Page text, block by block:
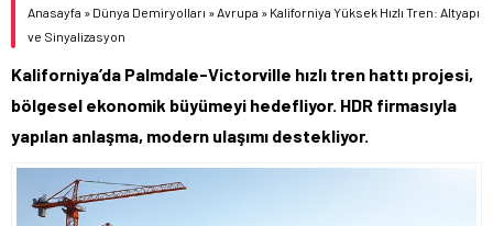
Siemens ve Stadler’dan Berlin S-Bahn’a 350 Trenlik Dev
Sözleşme
Anasayfa » Dünya Demiryolları »Avrupa » Kaliforniya Yüksek Hızlı Tren: Altyapı
ve Sinyalizasyon
Kaliforniya’da Palmdale-Victorville hızlı tren hattı projesi,
bölgesel ekonomik büyümeyi hedefliyor. HDR firmasıyla
yapılan anlaşma, modern ulaşımı destekliyor.